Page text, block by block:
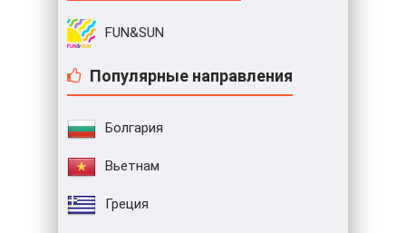
FUN&SUN
Популярные направления
Болгария
Вьетнам
Греция